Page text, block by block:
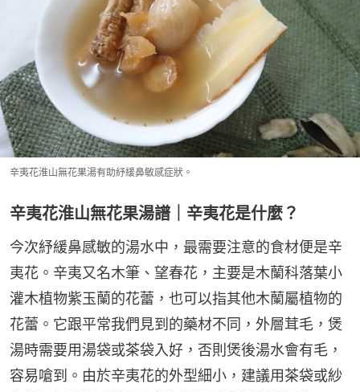
辛夷花淮山無花果湯有助紓緩鼻敏感症狀。
辛夷花淮山無花果湯譜｜辛夷花是什麼？
今次紓緩鼻感敏的湯水中，最需要注意的食材便是辛
夷花。辛夷又名木筆、望春花，主要是木蘭科落葉小
灌木植物紫玉蘭的花蕾，也可以指其他木蘭屬植物的
花蕾。它跟平常我們見到的藥材不同，外層茸毛，煲
湯時需要用湯袋或茶袋入好，否則煲後湯水會有毛，
容易嗆到。由於辛夷花的外型細小，建議用茶袋或紗